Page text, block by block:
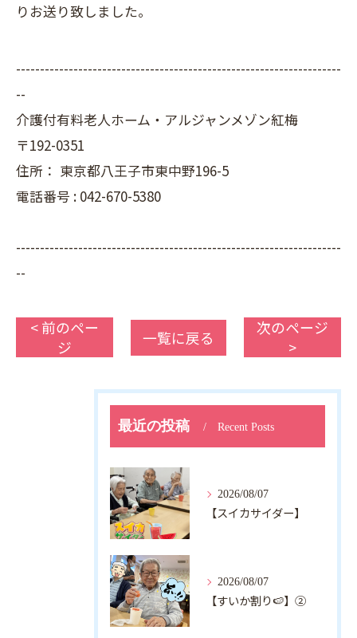
りお送り致しました。
--------------------------------------------------------------------
--
介護付有料老人ホーム・アルジャンメゾン紅梅
〒192-0351
住所： 東京都八王子市東中野196-5
電話番号 : 042-670-5380
--------------------------------------------------------------------
--
< 前のペー
ジ
一覧に戻る
次のページ
>
最近の投稿 Recent Posts
2026/08/07
【スイカサイダー】
2026/08/07
【すいか割り🍉】②